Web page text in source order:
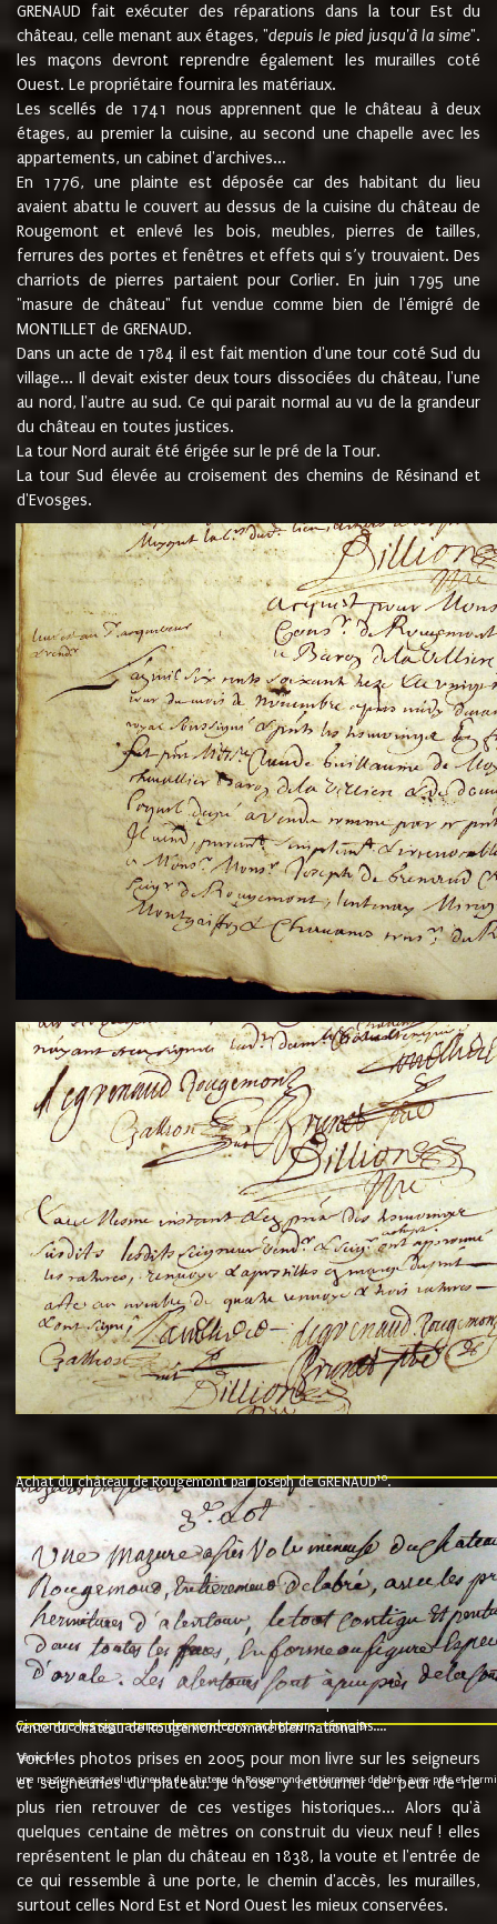
GRENAUD fait exécuter des réparations dans la tour Est du
château, celle menant aux étages, "depuis le pied jusqu'à la sime".
les maçons devront reprendre également les murailles coté
Ouest. Le propriétaire fournira les matériaux.
Les scellés de 1741 nous apprennent que le château à deux
étages, au premier la cuisine, au second une chapelle avec les
appartements, un cabinet d'archives...
En 1776, une plainte est déposée car des habitant du lieu
avaient abattu le couvert au dessus de la cuisine du château de
Rougemont et enlevé les bois, meubles, pierres de tailles,
ferrures des portes et fenêtres et effets qui s’y trouvaient. Des
charriots de pierres partaient pour Corlier. En juin 1795 une
"masure de château" fut vendue comme bien de l'émigré de
MONTILLET de GRENAUD.
Dans un acte de 1784 il est fait mention d'une tour coté Sud du
village... Il devait exister deux tours dissociées du château, l'une
au nord, l'autre au sud. Ce qui parait normal au vu de la grandeur
du château en toutes justices.
La tour Nord aurait été érigée sur le pré de la Tour.
La tour Sud élevée au croisement des chemins de Résinand et
d'Evosges.
Achat du château de Rougemont par Joseph de GRENAUD10.
"l'an mil six cent soixante treze le ving neuvième jour du mois de
nommé fut présent Messire Claude Guillaume de Moyriat chevalier baron
vend, purement simplement et irrevocablement a monseigneur monsieur
et chavannes conseiller du roy au parlement de Bourgogne, present et
que le dit seigneur Baron de la Vellière a sur ses hommes, indivisables et
de la Velliere tout ainsi et comme le dit seigneur Baron et ses
présent......"
suivent les rentes, donation des terriers, etc... au prix de 880 livre louis
Ci contre les signatures des vendeurs, acheteurs, témoins....
vente du château de Rougemont comme bien national9.
"3ème lot
une mazure assez volumineuse du chateau de Rougemond, entierement delabré, avec près et
Voici les photos prises en 2005 pour mon livre sur les seigneurs
et seigneuries du plateau. Je n'ose y retourner de peur de ne
plus rien retrouver de ces vestiges historiques... Alors qu'à
quelques centaine de mètres on construit du vieux neuf ! elles
représentent le plan du château en 1838, la voute et l'entrée de
ce qui ressemble à une porte, le chemin d'accès, les murailles,
surtout celles Nord Est et Nord Ouest les mieux conservées.